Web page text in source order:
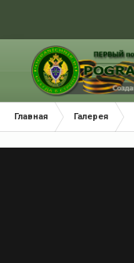
Главная Галерея